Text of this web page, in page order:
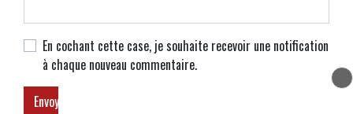
En cochant cette case, je souhaite recevoir une notification
à chaque nouveau commentaire.